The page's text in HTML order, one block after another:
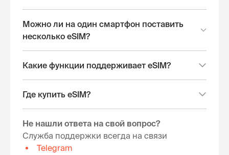
Можно ли на один смартфон поставить
несколько eSIM?
Какие функции поддерживает eSIM?
Где купить eSIM?
Не нашли ответа на свой вопрос?
Служба поддержки всегда на связи
Telegram